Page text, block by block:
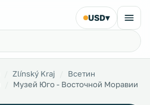
USD▾
Zlínský Kraj
Всетин
Музей Юго - Восточной Моравии